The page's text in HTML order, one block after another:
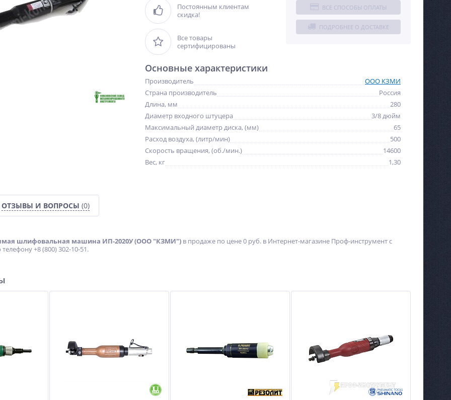
%
TC254
Циклон ПДГ-200В
Постоянным клиентам
скидка!
Все товары
сертифицированы
ВСЕ СПОСОБЫ ОПЛАТЫ
ПОДРОБНЕЕ О ДОСТАВКЕ
Основные характеристики
Производитель
ООО КЗМИ
Страна производитель
Россия
Длина, мм
280
Диаметр входного штуцера
3/8 дюйм
Максимальный диаметр диска, (мм)
65
Расход воздуха, (литр/мин)
500
Скорость вращения, (об./мин.)
14600
Вес, кг
1,30
ОТЗЫВЫ И ВОПРОСЫ (0)
шлифовальная машина ИП-2020У (ООО "КЗМИ") в продаже по цене 0 руб. в Интернет-магазине Проф-инструмент с
+8 (800) 302-10-51.